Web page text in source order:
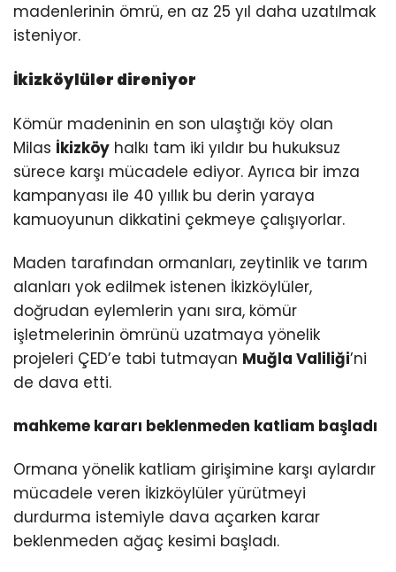
madenlerinin ömrü, en az 25 yıl daha uzatılmak
isteniyor.
İkizköylüler direniyor
Kömür madeninin en son ulaştığı köy olan
Milas İkizköy halkı tam iki yıldır bu hukuksuz
sürece karşı mücadele ediyor. Ayrıca bir imza
kampanyası ile 40 yıllık bu derin yaraya
kamuoyunun dikkatini çekmeye çalışıyorlar.
Maden tarafından ormanları, zeytinlik ve tarım
alanları yok edilmek istenen İkizköylüler,
doğrudan eylemlerin yanı sıra, kömür
işletmelerinin ömrünü uzatmaya yönelik
projeleri ÇED’e tabi tutmayan Muğla Valiliği’ni
de dava etti.
mahkeme kararı beklenmeden katliam başladı
Ormana yönelik katliam girişimine karşı aylardır
mücadele veren İkizköylüler yürütmeyi
durdurma istemiyle dava açarken karar
beklenmeden ağaç kesimi başladı.